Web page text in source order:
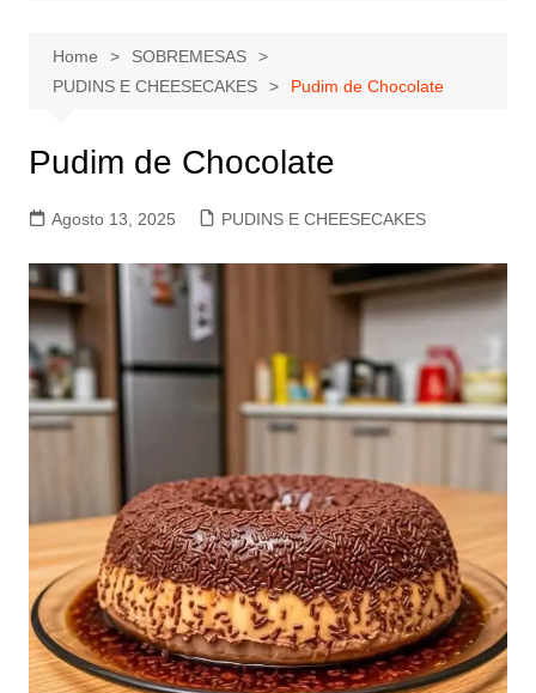
Home
SOBREMESAS
PUDINS E CHEESECAKES
Pudim de Chocolate
Pudim de Chocolate
Agosto 13, 2025 PUDINS E CHEESECAKES